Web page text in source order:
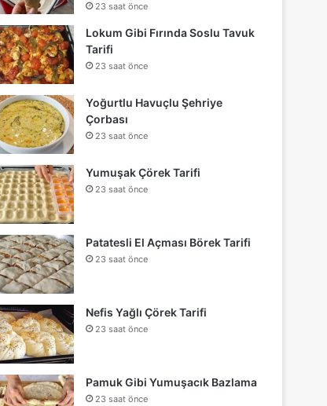
23 saat önce
Lokum Gibi Fırında Soslu Tavuk
Tarifi
23 saat önce
Yoğurtlu Havuçlu Şehriye
Çorbası
23 saat önce
Yumuşak Çörek Tarifi
23 saat önce
Patatesli El Açması Börek Tarifi
23 saat önce
Nefis Yağlı Çörek Tarifi
23 saat önce
Pamuk Gibi Yumuşacık Bazlama
23 saat önce